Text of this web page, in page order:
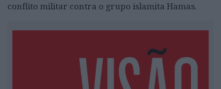
conflito militar contra o grupo islamita Hamas.